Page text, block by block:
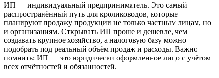
ИП — индивидуальный предприниматель. Это самый
распространённый путь для кролиководов, которые
планируют продажу продукции не только частным лицам, но
и организациям. Открывать ИП проще и дешевле, чем
создавать крупное хозяйство, а налоговую базу можно
подобрать под реальный объём продаж и расходы. Важно
помнить: ИП — это юридически оформленное лицо с учётом
всех отчётностей и обязанностей.